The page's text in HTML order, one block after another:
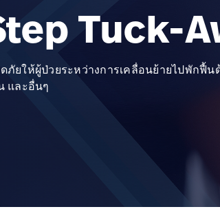
Tuck-
ยให้ผู้ป่วยระหว่างการเคลื่อนย้ายไปพักฟื้น
และอื่นๆ